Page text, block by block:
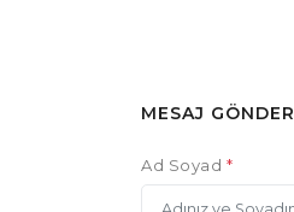
MESAJ GÖNDER
Ad Soyad *